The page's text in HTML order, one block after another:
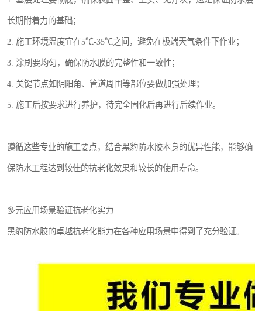
长期附着力的基础；
2. 施工环境温度宜在5℃-35℃之间，避免在极端天气条件下作业；
3. 涂刷要均匀，确保防水膜的完整性和一致性；
4. 关键节点如阴阳角、管道周围等部位要做加强处理；
5. 施工后按要求进行养护，待完全固化后再进行后续作业。
遵循这些专业的施工要点，结合黑豹防水胶本身的优异性能，能够确
保防水工程达到较佳的抗老化效果和较长的使用寿命。
多元应用场景验证抗老化实力
黑豹防水胶的卓越抗老化能力在各种应用场景中得到了充分验证。